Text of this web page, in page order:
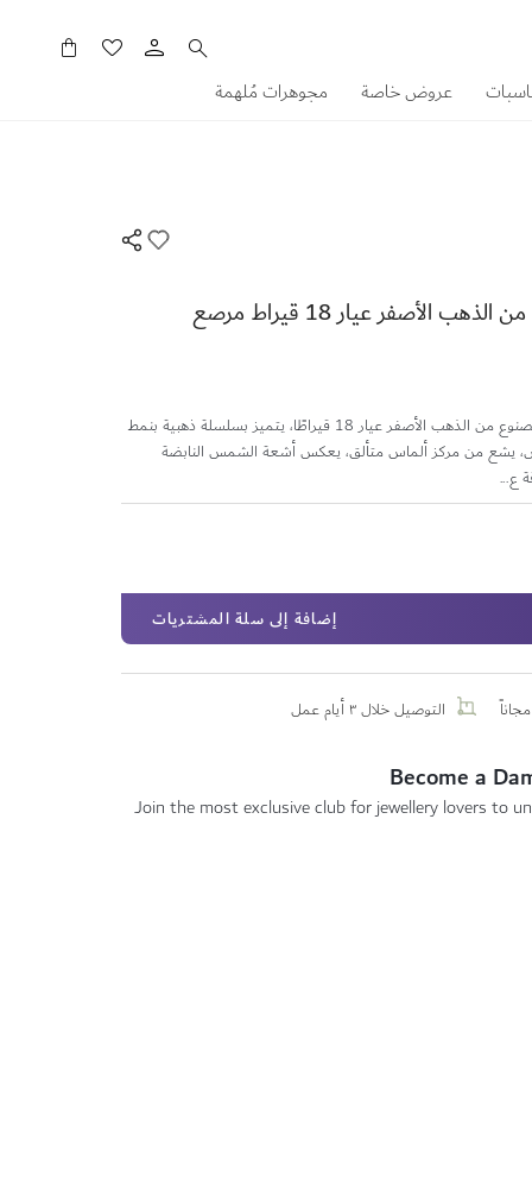
عروض خاصة مجوهرات مُلهمة
سوار فرفشة شمس من الذهب الأصفر عيار 18 قيراط مرصع
سوار فرفشة شمس هذا، المصنوع من الذهب الأصفر عيار 18 قيراطًا، يتميز بسلسلة ذهبية بنمط
يشع من مركز ألماس متألق، يعكس أشعة الشمس النابضة
ع...
إضافة إلى سلة المشتريات
التوصيل خلال ٣ أيام عمل
Become a
Join the most exclusive club for jewellery lovers to